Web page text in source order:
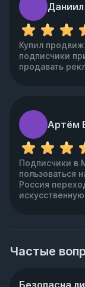
Даниил
Купил
подписчики
продавать
Артём
Подписчики в
пользоваться
Россия
Частые
Безопасна